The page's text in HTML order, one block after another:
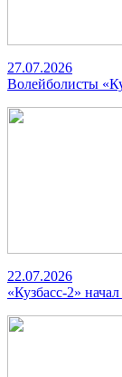
27.07.2026
Волейболисты
22.07.2026
«Кузбасс-2»